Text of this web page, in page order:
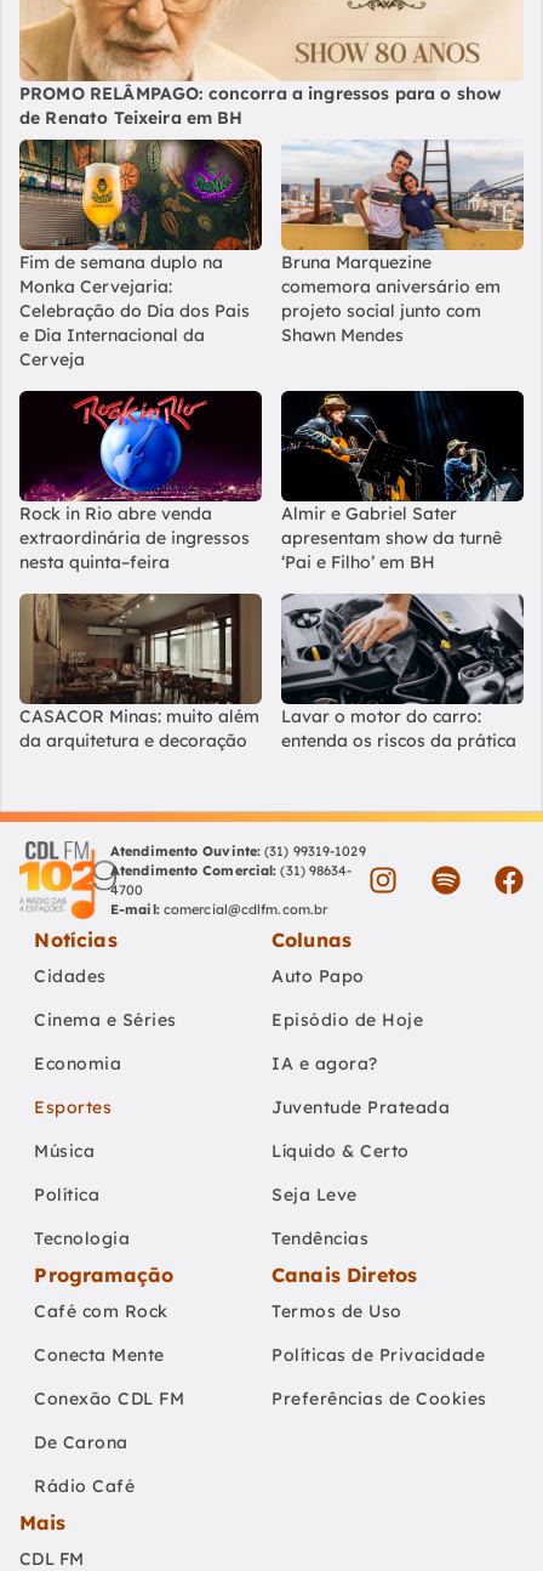
PROMO RELÂMPAGO: concorra a ingressos para o show
de Renato Teixeira em BH
Fim de semana duplo na
Monka Cervejaria:
Celebração do Dia dos Pais
e Dia Internacional da
Cerveja
Bruna Marquezine
comemora aniversário em
projeto social junto com
Shawn Mendes
Rock in Rio abre venda
extraordinária de ingressos
nesta quinta–feira
Almir e Gabriel Sater
apresentam show da turnê
‘Pai e Filho’ em BH
CASACOR Minas: muito além
da arquitetura e decoração
Lavar o motor do carro:
entenda os riscos da prática
Atendimento Ouvinte: (31) 99319-1029
Atendimento Comercial: (31) 98634-
4700
E-mail: comercial@cdlfm.com.br
Notícias
Cidades
Cinema e Séries
Economia
Esportes
Música
Política
Tecnologia
Colunas
Auto Papo
Episódio de Hoje
IA e agora?
Juventude Prateada
Líquido & Certo
Seja Leve
Tendências
Programação
Café com Rock
Conecta Mente
Conexão CDL FM
De Carona
Rádio Café
Canais Diretos
Termos de Uso
Políticas de Privacidade
Preferências de Cookies
Mais
CDL FM